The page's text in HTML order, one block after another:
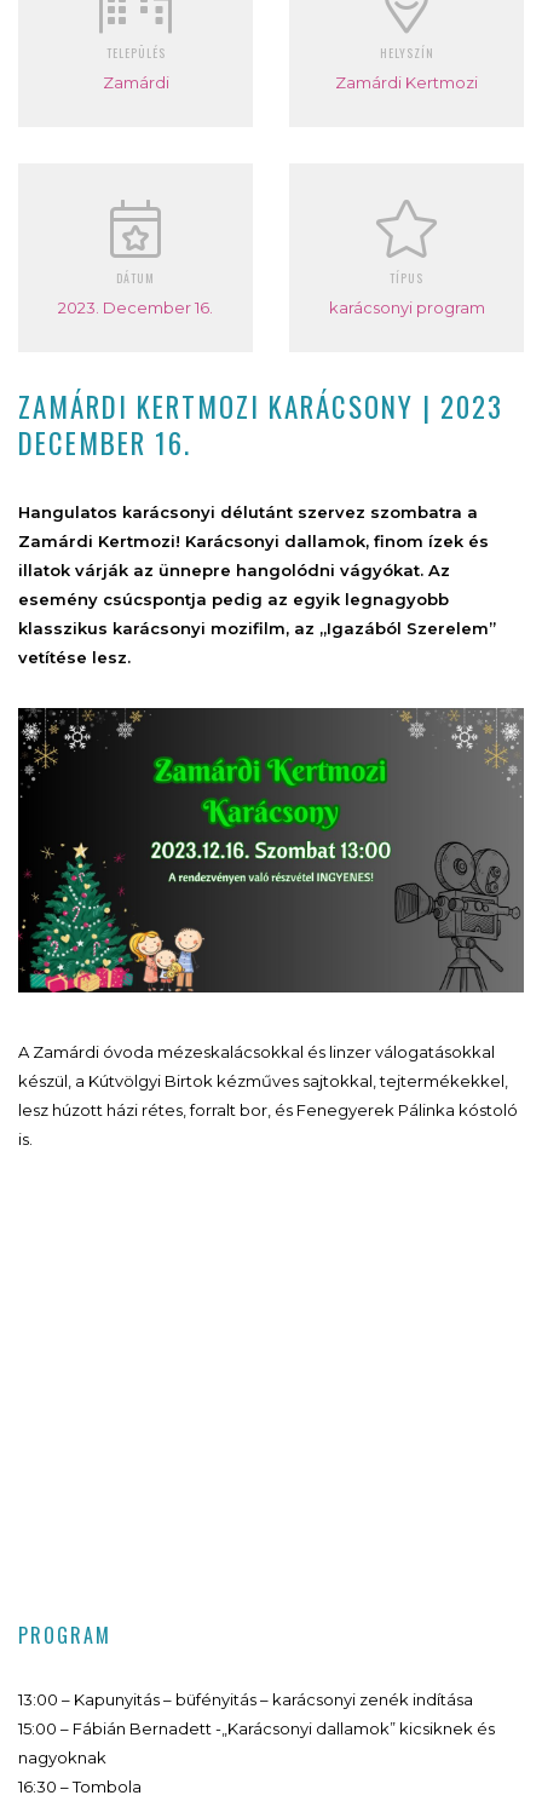
TELEPÜLÉS
Zamárdi
HELYSZÍN
Zamárdi Kertmozi
DÁTUM
2023. December 16.
TÍPUS
karácsonyi program
ZAMÁRDI KERTMOZI KARÁCSONY | 2023
DECEMBER 16.
Hangulatos karácsonyi délutánt szervez szombatra a
Zamárdi Kertmozi! Karácsonyi dallamok, finom ízek és
illatok várják az ünnepre hangolódni vágyókat. Az
esemény csúcspontja pedig az egyik legnagyobb
klasszikus karácsonyi mozifilm, az „Igazából Szerelem”
vetítése lesz.
A Zamárdi óvoda mézeskalácsokkal és linzer válogatásokkal
készül, a Kútvölgyi Birtok kézműves sajtokkal, tejtermékekkel,
lesz húzott házi rétes, forralt bor, és Fenegyerek Pálinka kóstoló
is.
PROGRAM
13:00 – Kapunyitás – büfényitás – karácsonyi zenék indítása
15:00 – Fábián Bernadett -„Karácsonyi dallamok” kicsiknek és
nagyoknak
16:30 – Tombola